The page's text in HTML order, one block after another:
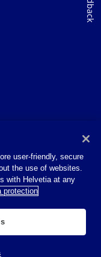
user-friendly, secure
the use of websites.
with Helvetia at any
protection